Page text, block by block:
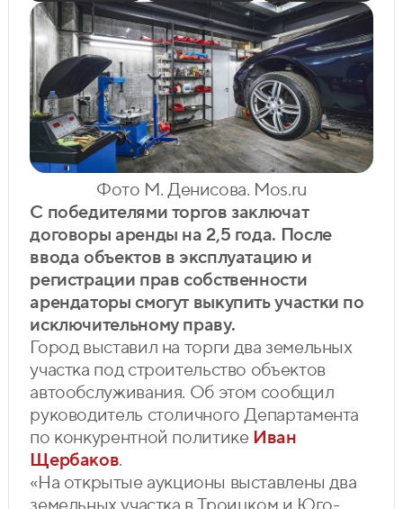
Фото М. Денисова. Mos.ru
С победителями торгов заключат
договоры аренды на 2,5 года. После
ввода объектов в эксплуатацию и
регистрации прав собственности
арендаторы смогут выкупить участки по
исключительному праву.
Город выставил на торги два земельных
участка под строительство объектов
автообслуживания. Об этом сообщил
руководитель столичного Департамента
по конкурентной политике Иван
Щербаков.
«На открытые аукционы выставлены два